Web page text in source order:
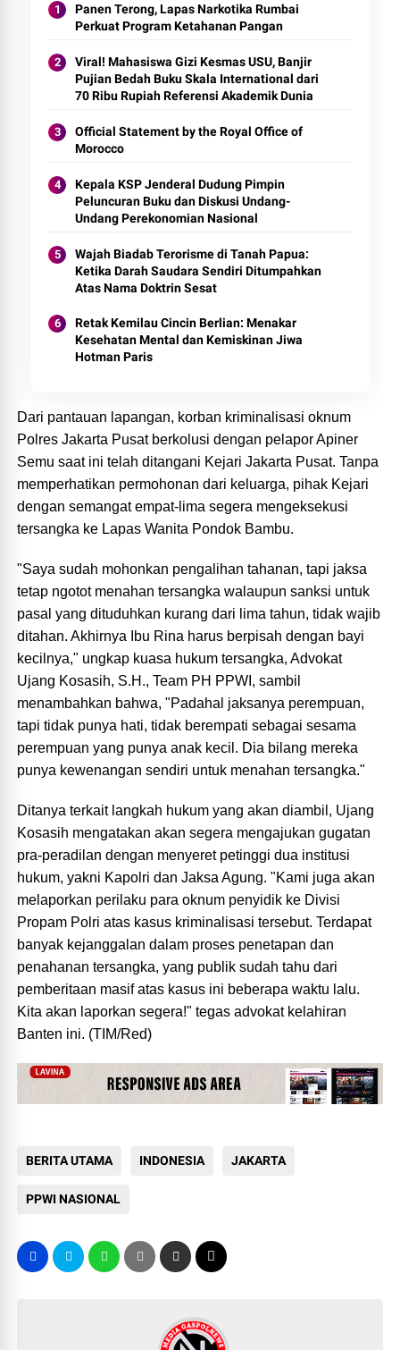
Panen Terong, Lapas Narkotika Rumbai
Perkuat Program Ketahanan Pangan
Viral! Mahasiswa Gizi Kesmas USU, Banjir
Pujian Bedah Buku Skala International dari
70 Ribu Rupiah Referensi Akademik Dunia
Official Statement by the Royal Office of
Morocco
Kepala KSP Jenderal Dudung Pimpin
Peluncuran Buku dan Diskusi Undang-
Undang Perekonomian Nasional
Wajah Biadab Terorisme di Tanah Papua:
Ketika Darah Saudara Sendiri Ditumpahkan
Atas Nama Doktrin Sesat
Retak Kemilau Cincin Berlian: Menakar
Kesehatan Mental dan Kemiskinan Jiwa
Hotman Paris
Dari pantauan lapangan, korban kriminalisasi oknum
Polres Jakarta Pusat berkolusi dengan pelapor Apiner
Semu saat ini telah ditangani Kejari Jakarta Pusat. Tanpa
memperhatikan permohonan dari keluarga, pihak Kejari
dengan semangat empat-lima segera mengeksekusi
tersangka ke Lapas Wanita Pondok Bambu.
"Saya sudah mohonkan pengalihan tahanan, tapi jaksa
tetap ngotot menahan tersangka walaupun sanksi untuk
pasal yang dituduhkan kurang dari lima tahun, tidak wajib
ditahan. Akhirnya Ibu Rina harus berpisah dengan bayi
kecilnya," ungkap kuasa hukum tersangka, Advokat
Ujang Kosasih, S.H., Team PH PPWI, sambil
menambahkan bahwa, "Padahal jaksanya perempuan,
tapi tidak punya hati, tidak berempati sebagai sesama
perempuan yang punya anak kecil. Dia bilang mereka
punya kewenangan sendiri untuk menahan tersangka."
Ditanya terkait langkah hukum yang akan diambil, Ujang
Kosasih mengatakan akan segera mengajukan gugatan
pra-peradilan dengan menyeret petinggi dua institusi
hukum, yakni Kapolri dan Jaksa Agung. "Kami juga akan
melaporkan perilaku para oknum penyidik ke Divisi
Propam Polri atas kasus kriminalisasi tersebut. Terdapat
banyak kejanggalan dalam proses penetapan dan
penahanan tersangka, yang publik sudah tahu dari
pemberitaan masif atas kasus ini beberapa waktu lalu.
Kita akan laporkan segera!" tegas advokat kelahiran
Banten ini. (TIM/Red)
BERITA UTAMA INDONESIA JAKARTA
PPWI NASIONAL